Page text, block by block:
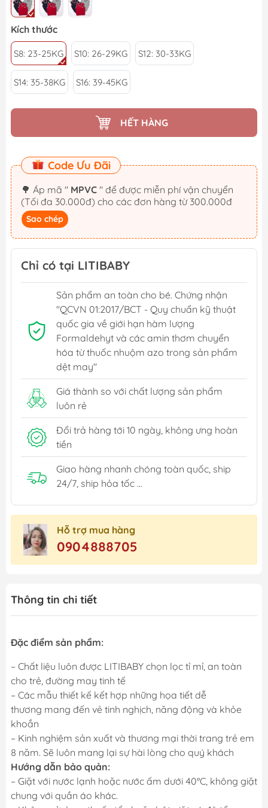
Kích thước
S8: 23-25KG S10: 26-29KG S12: 30-33KG
S14: 35-38KG S16: 39-45KG
HẾT HÀNG
Code Ưu Đãi
🌳 Áp mã " MPVC " để được miễn phí vận chuyển
(Tối đa 30.000đ) cho các đơn hàng từ 300.000đ
Sao chép
Chỉ có tại LITIBABY
Sản phẩm an toàn cho bé. Chứng nhận
"QCVN 01:2017/BCT - Quy chuẩn kỹ thuật
quốc gia về giới hạn hàm lượng
Formaldehyt và các amin thơm chuyển
hóa từ thuốc nhuộm azo trong sản phẩm
dệt may"
Giá thành so với chất lượng sản phẩm
luôn rẻ
Đổi trả hàng tới 10 ngày, không ưng hoàn
tiền
Giao hàng nhanh chóng toàn quốc, ship
24/7, ship hỏa tốc ...
Hỗ trợ mua hàng
0904888705
Thông tin chi tiết
Đặc điểm sản phẩm:
– Chất liệu luôn được LITIBABY chọn lọc tỉ mỉ, an toàn
cho trẻ, đường may tinh tế
– Các mẫu thiết kế kết hợp những họa tiết dễ
thương mang đến vẻ tinh nghịch, năng động và khỏe
khoắn
– Kinh nghiệm sản xuất và thương mại thời trang trẻ em
8 năm. Sẽ luôn mang lại sự hài lòng cho quý khách
Hướng dẫn bảo quản:
– Giặt với nước lạnh hoặc nước ấm dưới 40°C, không giặt
chung với quần áo khác.